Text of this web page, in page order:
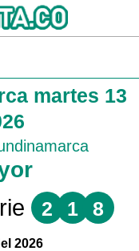
martes 13
2 1 8
2026